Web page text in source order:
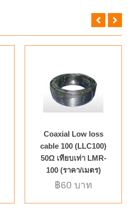
Coaxial Low loss
cable 100 (LLC100)
50Ω เทียบเท่า LMR-
100 (ราคา/เมตร)
฿60 บาท